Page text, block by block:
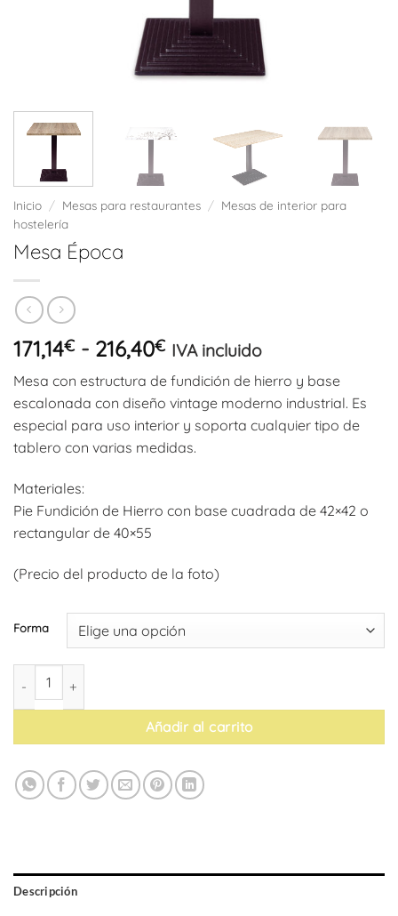
Inicio / Mesas para restaurantes / Mesas de interior para
hostelería
Mesa Época
171,14€ - 216,40€Rango
de
precios:
desde
171,14€
hasta
IVA incluido
Mesa con estructura de fundición de hierro y base
escalonada con diseño vintage moderno industrial. Es
especial para uso interior y soporta cualquier tipo de
tablero con varias medidas.
Materiales:
Pie Fundición de Hierro con base cuadrada de 42×42 o
rectangular de 40×55
(Precio del producto de la foto)
Forma
Mesa Época cantidad
Añadir al carrito
Descripción